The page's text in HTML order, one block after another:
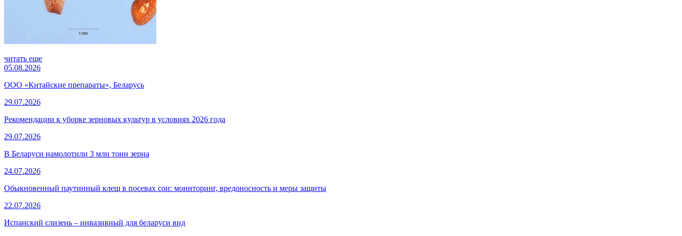
читать еще
05.08.2026
ООО «Китайские препараты», Беларусь
29.07.2026
Рекомендации к уборке зерновых культур в условиях 2026 года
29.07.2026
В Беларуси намолотили 3 млн тонн зерна
24.07.2026
Обыкновенный паутинный клещ в посевах сои: мониторинг, вредоносность и меры защиты
22.07.2026
Испанский слизень – инвазивный для беларуси вид